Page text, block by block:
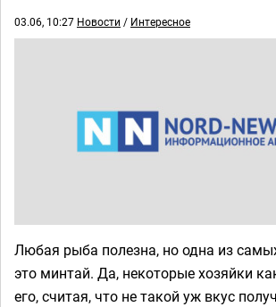
03.06, 10:27 Новости / Интересное
Любая рыба полезна, но одна из
это минтай. Да, некоторые хозяйки
его, считая, что не такой уж вкус